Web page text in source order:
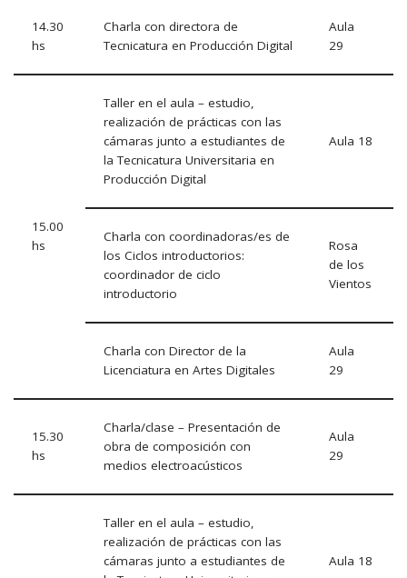
14.30
hs
Charla con directora de
Tecnicatura en Producción Digital
Aula
29
15.00
hs
Taller en el aula – estudio,
realización de prácticas con las
cámaras junto a estudiantes de
la Tecnicatura Universitaria en
Producción Digital
Aula 18
Charla con coordinadoras/es de
los Ciclos introductorios:
coordinador de ciclo
introductorio
Rosa
de los
Vientos
Charla con Director de la
Licenciatura en Artes Digitales
Aula
29
15.30
hs
Charla/clase – Presentación de
obra de composición con
medios electroacústicos
Aula
29
Taller en el aula – estudio,
realización de prácticas con las
cámaras junto a estudiantes de
Aula 18